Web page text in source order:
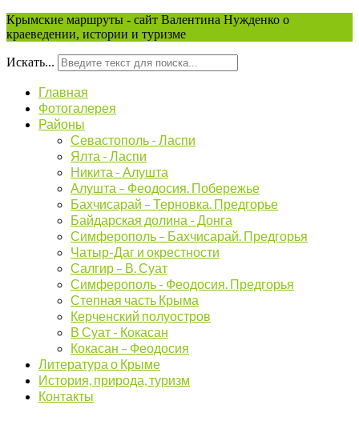
Крымские маршруты - сайт Валентина Нужденко о
краеведении, истории и туризме
Искать...
Главная
Фотогалерея
Районы
Севастополь - Ласпи
Ялта - Ласпи
Никита - Алушта
Алушта – Феодосия. Побережье
Бахчисарай – Терновка. Предгорье
Байдарская долина - Донга
Симферополь – Бахчисарай. Предгорья
Чатыр-Даг и окрестности
Салгир – В. Суат
Симферополь - Феодосия. Предгорья
Степная часть Крыма
Керченский полуостров
В Суат - Кокасан
Кокасан – Феодосия
Литература о Крыме
История, природа, туризм
Контакты